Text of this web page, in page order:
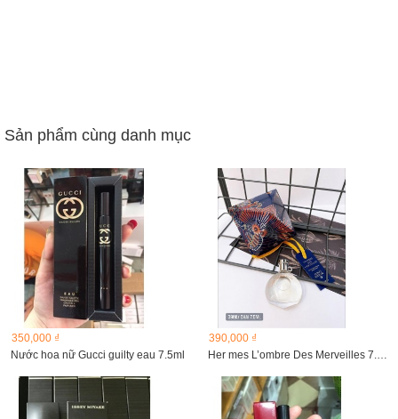
Sản phẩm cùng danh mục
350,000 ₫
Nước hoa nữ Gucci guilty eau 7.5ml
390,000 ₫
Her mes L’ombre Des Merveilles 7.5ml